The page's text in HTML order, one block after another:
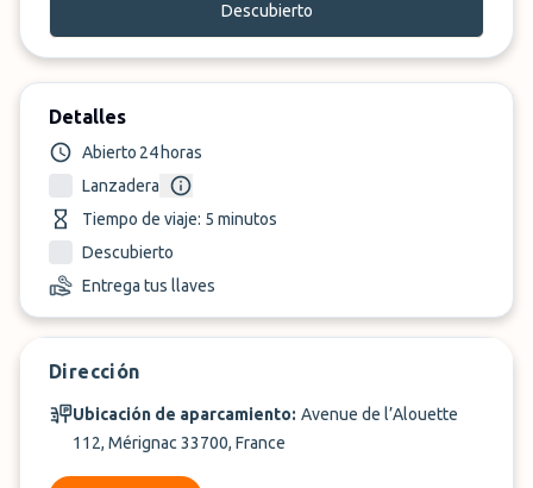
Descubierto
Detalles
Abierto 24 horas
Lanzadera
Tiempo de viaje: 5 minutos
Descubierto
Entrega tus llaves
Dirección
Ubicación de aparcamiento: Avenue de l’Alouette
112, Mérignac 33700, France